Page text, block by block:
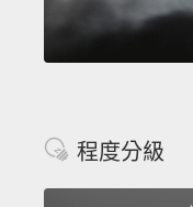
程度分級